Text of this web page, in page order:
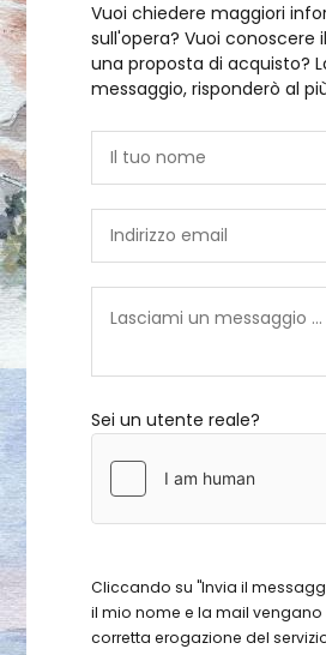
Vuoi chiedere maggiori
sull'opera? Vuoi conoscere
una proposta di acquisto?
messaggio, risponderò al
Sei un utente reale?
Cliccando su "Invia il
il mio nome e la mail vengano
corretta erogazione del